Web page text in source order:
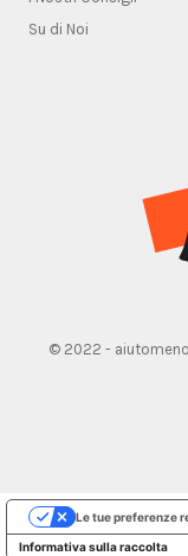
Su di Noi
© 2022 -
Informativa sulla raccolta
Le tue preferenze